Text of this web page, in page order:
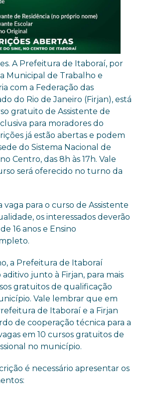
A Prefeitura de Itaboraí, por
Municipal de Trabalho e
com a Federação das
do Rio de Janeiro (Firjan), está
gratuito de Assistente de
para moradores do
já estão abertas e podem
do Sistema Nacional de
Centro, das 8h às 17h. Vale
será oferecido no turno da
vaga para o curso de Assistente
os interessados deverão
16 anos e Ensino
a Prefeitura de Itaboraí
junto à Firjan, para mais
gratuitos de qualificação
Vale lembrar que em
de Itaboraí e a Firjan
de cooperação técnica para a
em 10 cursos gratuitos de
no município.
é necessário apresentar os